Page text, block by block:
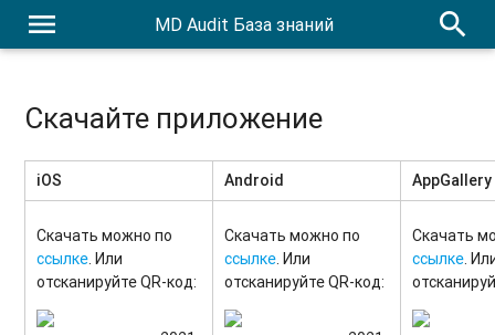
menu MD Audit База знаний search
Скачайте приложение
iOS Android AppGallery
Скачать можно по
ссылке. Или
отсканируйте QR-код:
Скачать можно по
ссылке. Или
отсканируйте QR-код:
Скачать
ссылке.